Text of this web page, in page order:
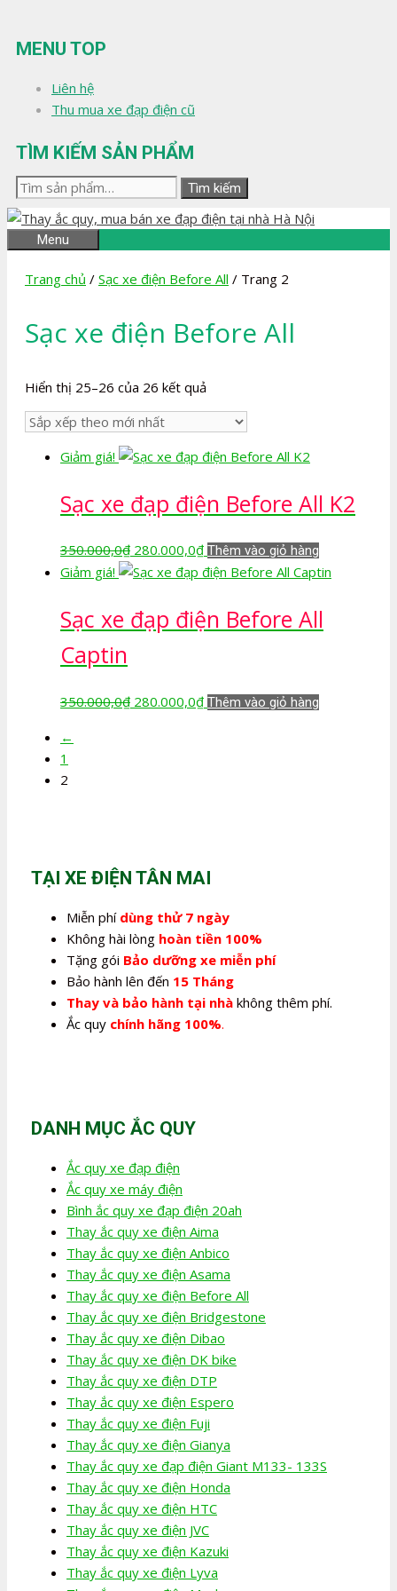
đến
nội
MENU TOP
Liên hệ
Thu mua xe đạp điện cũ
TÌM KIẾM SẢN PHẨM
Tìm
kiếm:
Tìm kiếm
Menu
Trang chủ / Sạc xe điện Before All / Trang 2
Sạc xe điện Before All
Hiển thị 25–26 của 26 kết quảĐã
sắp
xếp
theo
nhất
Giảm giá!
Sạc xe đạp điện Before All K2
350.000,0₫ Giá
gốc
350.000,0₫.
280.000,0₫Giá
hiện
là:
280.000,0₫.
Thêm vào giỏ hàng
Giảm giá!
Sạc xe đạp điện Before All
Captin
350.000,0₫ Giá
280.000,0₫Giá
Thêm vào giỏ hàng
←
1
2
TẠI XE ĐIỆN TÂN MAI
Miễn phí dùng thử 7 ngày
Không hài lòng hoàn tiền 100%
Tặng gói Bảo dưỡng xe miễn phí
Bảo hành lên đến 15 Tháng
Thay và bảo hành tại nhà không thêm phí.
Ắc quy chính hãng 100%.
DANH MỤC ẮC QUY
Ắc quy xe đạp điện
Ắc quy xe máy điện
Bình ắc quy xe đạp điện 20ah
Thay ắc quy xe điện Aima
Thay ắc quy xe điện Anbico
Thay ắc quy xe điện Asama
Thay ắc quy xe điện Before All
Thay ắc quy xe điện Bridgestone
Thay ắc quy xe điện Dibao
Thay ắc quy xe điện DK bike
Thay ắc quy xe điện DTP
Thay ắc quy xe điện Espero
Thay ắc quy xe điện Fuji
Thay ắc quy xe điện Gianya
Thay ắc quy xe đạp điện Giant M133- 133S
Thay ắc quy xe điện Honda
Thay ắc quy xe điện HTC
Thay ắc quy xe điện JVC
Thay ắc quy xe điện Kazuki
Thay ắc quy xe điện Lyva